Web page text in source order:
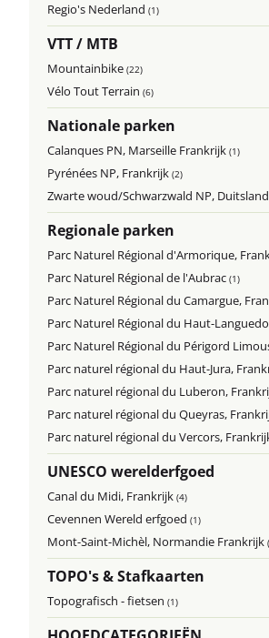
Regio's Nederland(1)
VTT / MTB
Mountainbike(22)
Vélo Tout Terrain(6)
Nationale parken
Calanques PN, Marseille Frankrijk(1)
Pyrénées NP, Frankrijk(2)
Zwarte woud/Schwarzwald NP,
Regionale parken
Parc Naturel Régional d'Armorique,
Parc Naturel Régional de l'Aubrac(1)
Parc Naturel Régional du Camargue,
Parc Naturel Régional du Haut-
Parc Naturel Régional du Périgord
Parc naturel régional du Haut-Jura,
Parc naturel régional du Luberon,
Parc naturel régional du Queyras,
Parc naturel régional du Vercors,
UNESCO werelderfgoed
Canal du Midi, Frankrijk(4)
Cevennen Wereld erfgoed(1)
Mont-Saint-Michèl, Normandie Frankrijk
TOPO's & Stafkaarten
Topografisch - fietsen(1)